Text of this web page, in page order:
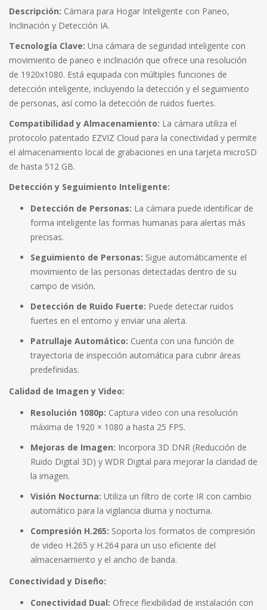
Descripción: Cámara para Hogar Inteligente con Paneo,
Inclinación y Detección IA.
Tecnología Clave: Una cámara de seguridad inteligente con
movimiento de paneo e inclinación que ofrece una resolución
de 1920x1080. Está equipada con múltiples funciones de
detección inteligente, incluyendo la detección y el seguimiento
de personas, así como la detección de ruidos fuertes.
Compatibilidad y Almacenamiento: La cámara utiliza el
protocolo patentado EZVIZ Cloud para la conectividad y permite
el almacenamiento local de grabaciones en una tarjeta microSD
de hasta 512 GB.
Detección y Seguimiento Inteligente:
Detección de Personas: La cámara puede identificar de
forma inteligente las formas humanas para alertas más
precisas.
Seguimiento de Personas: Sigue automáticamente el
movimiento de las personas detectadas dentro de su
campo de visión.
Detección de Ruido Fuerte: Puede detectar ruidos
fuertes en el entorno y enviar una alerta.
Patrullaje Automático: Cuenta con una función de
trayectoria de inspección automática para cubrir áreas
predefinidas.
Calidad de Imagen y Video:
Resolución 1080p: Captura video con una resolución
máxima de 1920 × 1080 a hasta 25 FPS.
Mejoras de Imagen: Incorpora 3D DNR (Reducción de
Ruido Digital 3D) y WDR Digital para mejorar la claridad de
la imagen.
Visión Nocturna: Utiliza un filtro de corte IR con cambio
automático para la vigilancia diurna y nocturna.
Compresión H.265: Soporta los formatos de compresión
de video H.265 y H.264 para un uso eficiente del
almacenamiento y el ancho de banda.
Conectividad y Diseño:
Conectividad Dual: Ofrece flexibilidad de instalación con